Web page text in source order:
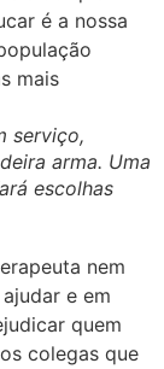
serviço,
arma. Uma
escolhas
nem
e em
quem
colegas que